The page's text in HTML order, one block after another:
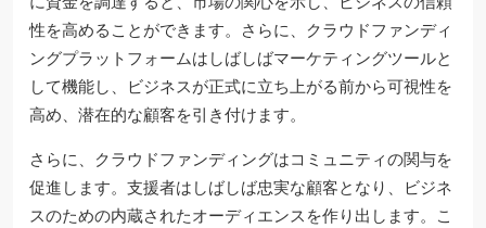
性を高めることができます。さらに、クラウドファンディ
ングプラットフォームはしばしばマーケティングツールと
して機能し、ビジネスが正式に立ち上がる前から可視性を
高め、潜在的な顧客を引き付けます。
さらに、クラウドファンディングはコミュニティの関与を
促進します。支援者はしばしば忠実な顧客となり、ビジネ
スのための内蔵されたオーディエンスを作り出します。こ